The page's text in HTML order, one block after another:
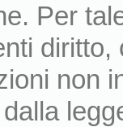
Per
non